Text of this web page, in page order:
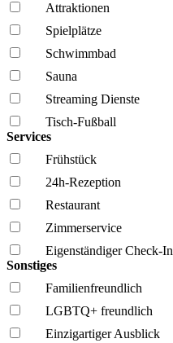
Attraktionen
Spielplätze
Schwimmbad
Sauna
Streaming Dienste
Tisch-Fußball
Services
Frühstück
24h-Rezeption
Restaurant
Zimmerservice
Eigenständiger Check-In
Sonstiges
Familien­freundlich
LGBTQ+ freundlich
Einzigartiger Ausblick